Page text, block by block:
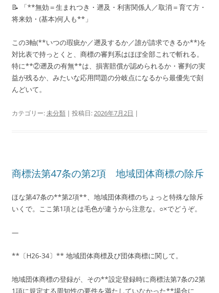
📝 「**無効＝生まれつき・遡及・利害関係人／取消＝育て方・
将来効・(基本)何人も**」
この3軸(**いつの瑕疵か／遡及するか／誰が請求できるか**)を
対比表で持っとくと、商標の審判系はほぼ全部これで斬れる。
特に**②遡及の有無**は、損害賠償が認められるか・審判の実
益が残るか、みたいな応用問題の分岐点になるから最優先で刻
んどいて。
カテゴリー:未分類 | 投稿日:2026年7月2日 |
商標法第47条の第2項 地域団体商標の除斥
ほな第47条の**第2項**、地域団体商標のちょっと特殊な除斥
いくで。ここ第1項とは毛色が違うから注意な。○×でどうぞ。
—
**〔H26-34〕** 地域団体商標及び団体商標に関して。
地域団体商標の登録が、その**設定登録時に商標法第7条の2第
1項に規定する周知性の要件を満たしていなかった**場合に